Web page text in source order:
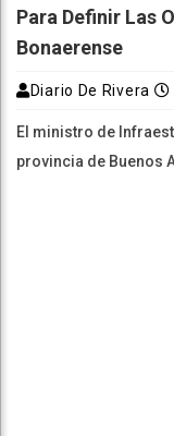
Para Definir Las
Bonaerense
Diario De Rivera
El ministro de
provincia de Buenos